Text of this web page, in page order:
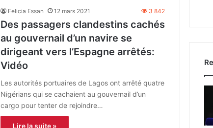
Felicia Essan 12 mars 2021 3 842
Des passagers clandestins cachés
au gouvernail d’un navire se
dirigeant vers l’Espagne arrêtés:
Vidéo
Les autorités portuaires de Lagos ont arrêté quatre
Nigérians qui se cachaient au gouvernail d’un
cargo pour tenter de rejoindre…
Lire la suite »